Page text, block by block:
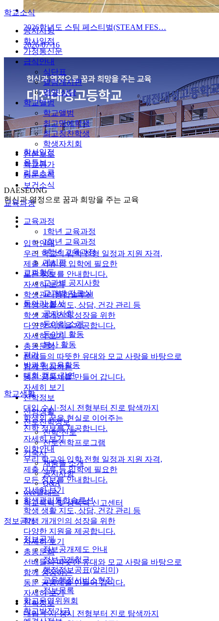
학교소식
공지사항
학사일정
가정통신문
급식안내
식단표
알림게시판
영양 상담
학교앨범
학교앨범
최고명예학생
최고칭찬학생
학생자치회
언론보도
학교평가
동문소식
보건소식
교육과정
교육과정
1학년 교육과정
2학년 교육과정
3학년 교육과정
게시판
교과활동
교과별 공지사항
교과별 자료실
동아리·봉사
공지사항
동아리 소개
동아리 활동
봉사 활동
평가
방과후 교육활동
대회·캠프·강연
학교생활
신앙생활
진로진학정보
진학·진로
진로진학프로그램
기숙사
채움뜰 소개
공지사항
Q&A
wee클래스
학교폭력 및 성폭력 신고센터
정보공개
정보공개
정보공개제도 안내
정보공개청구
행정정보공표(알리미)
교육행정서비스현장
정보목록
학교운영위원회
학교발전기금
2026학년도 스팀 페스티벌(STEAM FES…
2026-07-16
학사일정
유튜브
리로스쿨
DAESEONG
헌신과 열정으로 꿈과 희망을 주는 교육
입학안내
우리 학교의 입학 전형 일정과 지원 자격,
제출 서류 등 입학에 필요한
모든 정보를 안내합니다.
자세히 보기
학생관리통합솔루션
학생 생활 지도, 상담, 건강 관리 등
학생 개개인의 성장을 위한
다양한 지원을 제공합니다.
자세히 보기
총동문회
선배들의 따뜻한 유대와 모교 사랑을 바탕으로
함께 성장하는
동문 공동체를 만들어 갑니다.
자세히 보기
진학정보
대입 수시·정시 전형부터 진로 탐색까지
학생의 꿈을 현실로 이어주는
진학 정보를 제공합니다.
자세히 보기
입학안내
우리 학교의 입학 전형 일정과 지원 자격,
제출 서류 등 입학에 필요한
모든 정보를 안내합니다.
자세히 보기
학생관리통합솔루션
학생 생활 지도, 상담, 건강 관리 등
학생 개개인의 성장을 위한
다양한 지원을 제공합니다.
자세히 보기
총동문회
선배들의 따뜻한 유대와 모교 사랑을 바탕으로
함께 성장하는
동문 공동체를 만들어 갑니다.
자세히 보기
진학정보
대입 수시·정시 전형부터 진로 탐색까지